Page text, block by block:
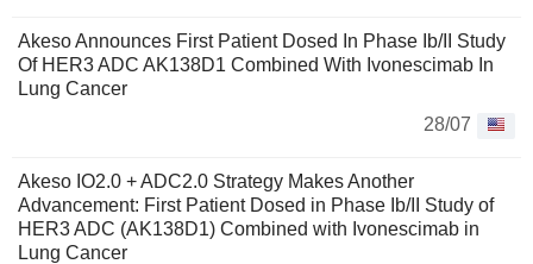
Akeso Announces First Patient Dosed In Phase Ib/II Study
Of HER3 ADC AK138D1 Combined With Ivonescimab In
Lung Cancer
28/07
Akeso IO2.0 + ADC2.0 Strategy Makes Another
Advancement: First Patient Dosed in Phase Ib/II Study of
HER3 ADC (AK138D1) Combined with Ivonescimab in
Lung Cancer